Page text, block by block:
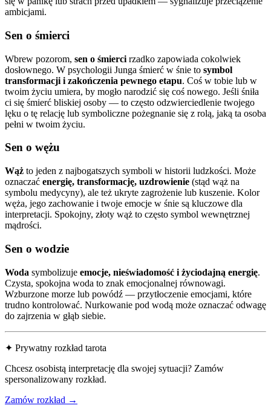
ambicjami.
Sen o śmierci
Wbrew pozorom, sen o śmierci rzadko zapowiada cokolwiek
dosłownego. W psychologii Junga śmierć w śnie to symbol
transformacji i zakończenia pewnego etapu. Coś w tobie lub w
twoim życiu umiera, by mogło narodzić się coś nowego. Jeśli śniła
ci się śmierć bliskiej osoby — to często odzwierciedlenie twojego
lęku o tę relację lub symboliczne pożegnanie się z rolą, jaką ta osoba
pełni w twoim życiu.
Sen o wężu
Wąż to jeden z najbogatszych symboli w historii ludzkości. Może
oznaczać energię, transformację, uzdrowienie (stąd wąż na
symbolu medycyny), ale też ukryte zagrożenie lub kuszenie. Kolor
węża, jego zachowanie i twoje emocje w śnie są kluczowe dla
interpretacji. Spokojny, złoty wąż to często symbol wewnętrznej
mądrości.
Sen o wodzie
Woda symbolizuje emocje, nieświadomość i życiodajną energię.
Czysta, spokojna woda to znak emocjonalnej równowagi.
Wzburzone morze lub powódź — przytłoczenie emocjami, które
trudno kontrolować. Nurkowanie pod wodą może oznaczać odwagę
do zajrzenia w głąb siebie.
✦ Prywatny rozkład tarota
Chcesz osobistą interpretację dla swojej sytuacji? Zamów
spersonalizowany rozkład.
Zamów rozkład →